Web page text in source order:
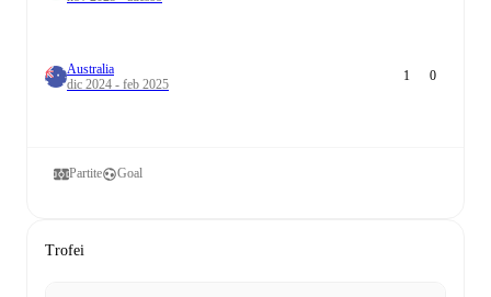
Australia
dic 2024 - feb 2025
1 0
Partite Goal
Trofei